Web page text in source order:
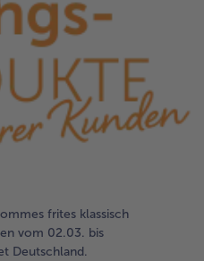
Torten
Protein
frites klassisch
vom 02.03. bis
Deutschland.